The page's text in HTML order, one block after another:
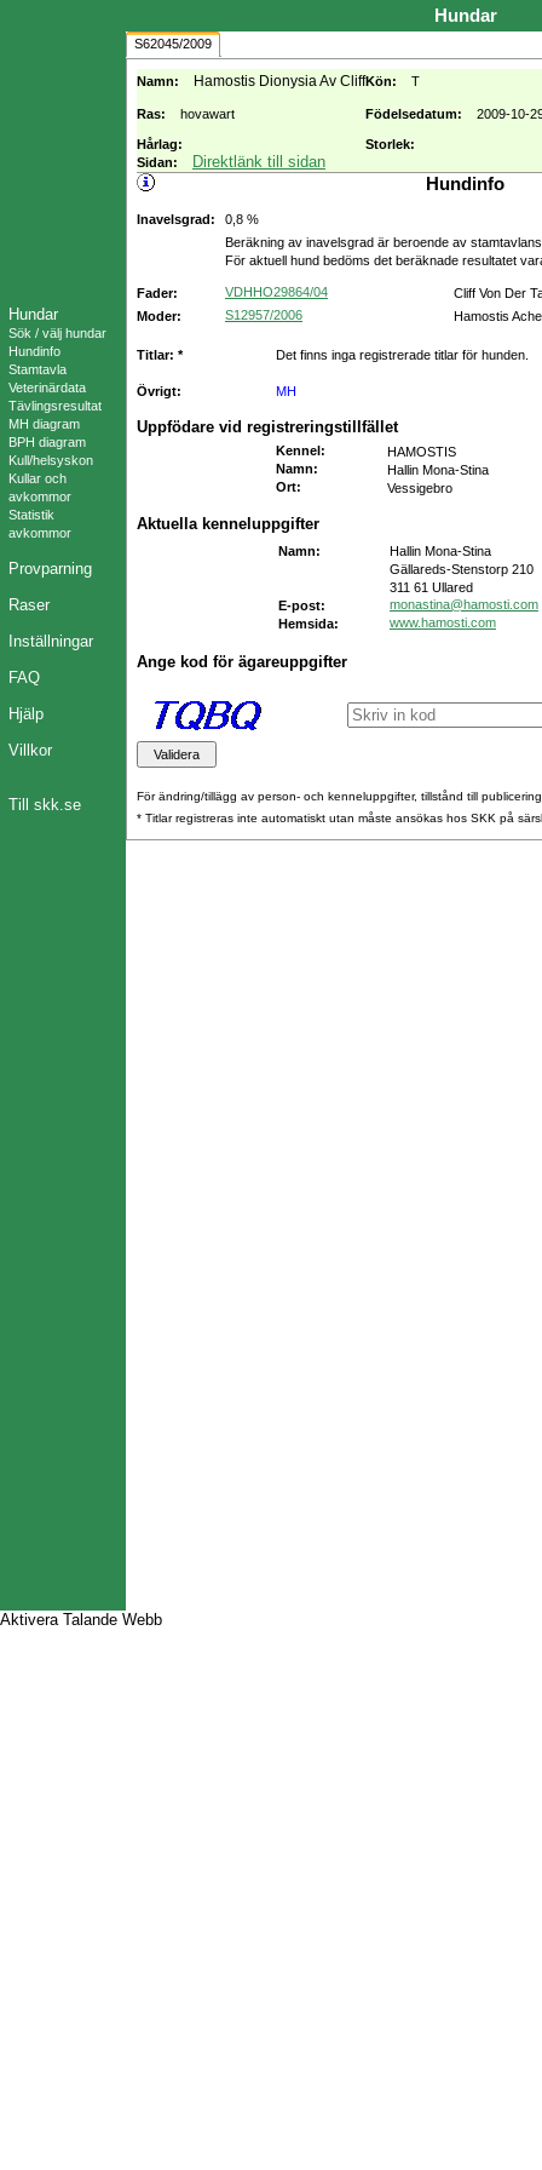
Hundar
Sök / välj hundar
Hundinfo
Stamtavla
Veterinärdata
Tävlingsresultat
MH diagram
BPH diagram
Kull/helsyskon
Kullar och
avkommor
Statistik
avkommor
Provparning
Raser
Inställningar
FAQ
Hjälp
Villkor
Till skk.se
Hundar
S62045/2009
Namn: Hamostis Dionysia Av CliffKön: T
Ras: hovawart Födelsedatum: 2009-10-
Hårlag:
Storlek:
Sidan:
Direktlänk till sidan
Hundinfo
Inavelsgrad:
0,8 %
Beräkning av inavelsgrad är beroende av
För aktuell hund bedöms det beräknade resultatet
Fader: VDHHO29864/04
Cliff Von Der
Moder:
S12957/2006 Hamostis
Titlar: * Det finns inga registrerade titlar för hunden.
Övrigt: MH
Uppfödare vid registreringstillfället
Kennel :
HAMOSTIS
Namn:
Hallin Mona-Stina
Ort: Vessigebro
Aktuella kenneluppgifter
Namn:
Hallin Mona-Stina
Gällareds-Stenstorp 210
311 61 Ullared
E-post:
monastina@hamosti.com
Hemsida:
www.hamosti.com
Ange kod för ägareuppgifter
För ändring/tillägg av person- och kenneluppgifter, tillstånd till
* Titlar registreras inte automatiskt utan måste ansökas hos SKK på
Aktivera Talande Webb